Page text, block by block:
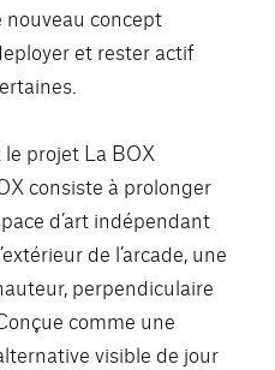
concept
et rester actif
projet La BOX
consiste à prolonger
d’art indépendant
de l’arcade, une
perpendiculaire
comme une
visible de jour